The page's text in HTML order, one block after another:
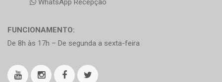
WhatsApp Recepção
FUNCIONAMENTO:
De 8h às 17h – De segunda a sexta-feira